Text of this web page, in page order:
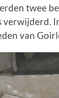
twee
verwijderd.
van